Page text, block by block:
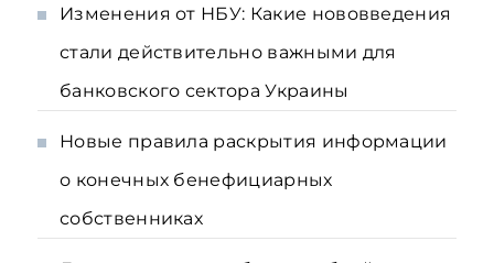
Изменения от НБУ: Какие нововведения
стали действительно важными для
банковского сектора Украины
Новые правила раскрытия информации
о конечных бенефициарных
собственниках